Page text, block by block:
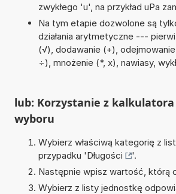
zwykłego 'u', na przykład uPa
Na tym etapie dozwolone są
działania arytmetyczne ---
(√), dodawanie (+),
÷), mnożenie (*, x), nawiasy,
lub: Korzystanie z
wyboru
Wybierz właściwą kategorię z
przypadku 'Długości
'.
Następnie wpisz wartość, którą
Wybierz z listy jednostkę